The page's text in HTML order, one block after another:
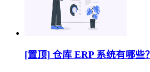
[置顶] 仓库 ERP 系统有哪些